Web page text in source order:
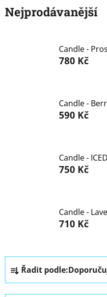
Značky
Nejprodávanější
Candle -
780 Kč
Candle -
590 Kč
Candle -
750 Kč
Candle -
710 Kč
Ř
a
z
Řadit podle: